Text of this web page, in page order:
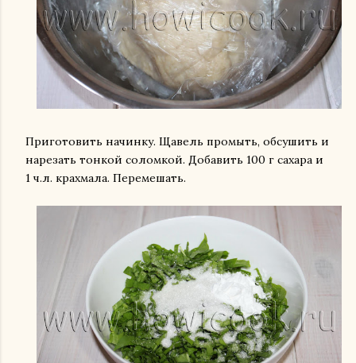
Приготовить начинку. Щавель промыть, обсушить и
нарезать тонкой соломкой. Добавить 100 г сахара и
1 ч.л. крахмала. Перемешать.